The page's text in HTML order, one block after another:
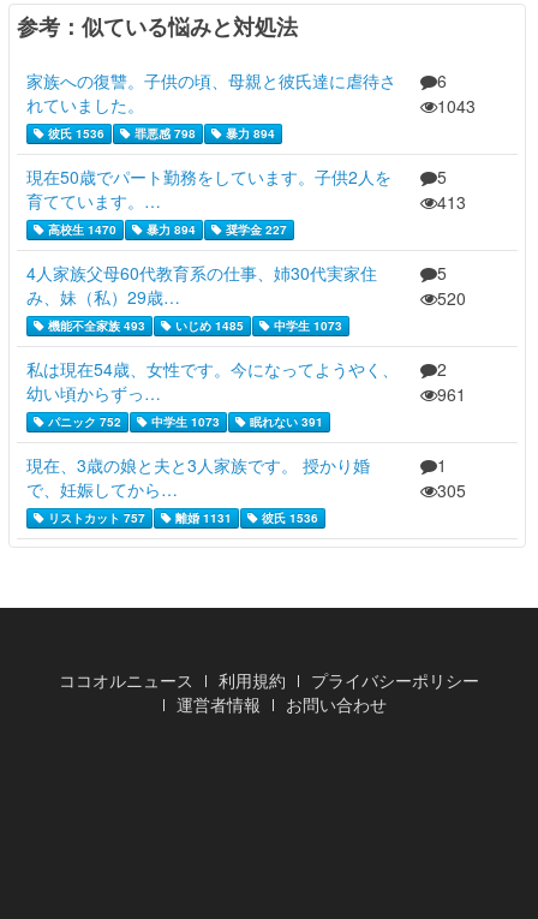
参考：似ている悩みと対処法
家族への復讐。子供の頃、母親と彼氏達に虐待さ
れていました。
彼氏 1536 罪悪感 798 暴力 894
6
1043
現在50歳でパート勤務をしています。子供2人を
育てています。…
高校生 1470 暴力 894 奨学金 227
5
413
4人家族父母60代教育系の仕事、姉30代実家住
み、妹（私）29歳…
機能不全家族 493 いじめ 1485 中学生 1073
5
520
私は現在54歳、女性です。今になってようやく、
幼い頃からずっ…
パニック 752 中学生 1073 眠れない 391
2
961
現在、3歳の娘と夫と3人家族です。 授かり婚
で、妊娠してから…
リストカット 757 離婚 1131 彼氏 1536
1
305
ココオルニュース 利用規約
プライバシーポリシー
運営者情報
お問い合わせ